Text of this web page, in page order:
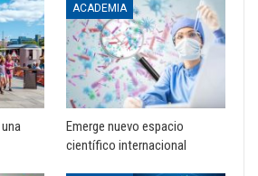
ACADEMIA
Emerge nuevo espacio
científico internacional